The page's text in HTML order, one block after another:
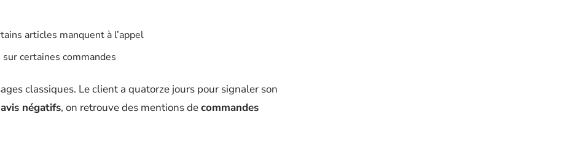
articles manquent à l’appel
certaines commandes
classiques. Le client a quatorze jours pour signaler son
avis négatifs, on retrouve des mentions decommandes